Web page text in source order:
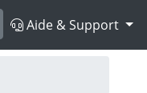
Aide & Support